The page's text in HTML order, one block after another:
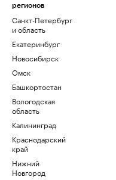
регионов
Санкт-Петербург
и область
Екатеринбург
Новосибирск
Омск
Башкортостан
Вологодская
область
Калининград
Краснодарский
край
Нижний
Новгород